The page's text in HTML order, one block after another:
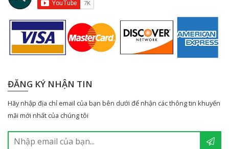
ĐĂNG KÝ NHẬN TIN
Hãy nhập địa chỉ email của bạn bên dưới để nhận các thông tin khuyến
mãi mới nhất của chúng tôi